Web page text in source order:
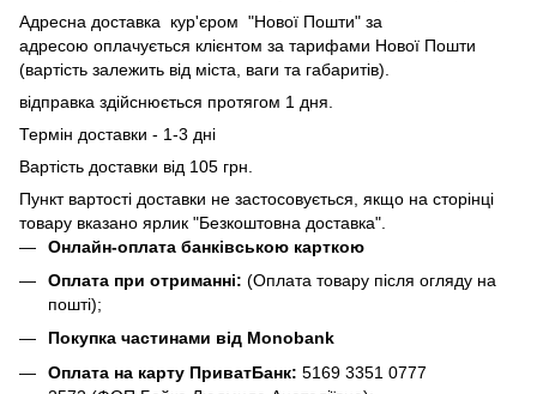
Адресна доставка кур'єром "Нової Пошти" за
адресою оплачується клієнтом за тарифами Нової Пошти
(вартість залежить від міста, ваги та габаритів).
відправка здійснюється протягом 1 дня.
Термін доставки - 1-3 дні
Вартість доставки від 105 грн.
Пункт вартості доставки не застосовується, якщо на сторінці
товару вказано ярлик "Безкоштовна доставка".
Онлайн-оплата банківською карткою
Оплата при отриманні: (Оплата товару після огляду на
пошті);
Покупка частинами від Monobank
Оплата на карту ПриватБанк: 5169 3351 0777